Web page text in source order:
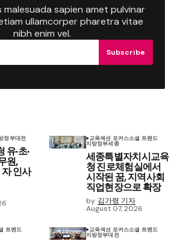
malesuada sapien amet pulvinar
ullamcorper pharetra vitae
nibh enim vel.
Subscribe
정부대전
유·초·
원,
인사
교육섹션 포커스소셜 트렌드
지방정부세종
세종특별자치시교육
청 진로체험실에서
시작된 꿈, 지역사회
직업현장으로 확장
by 김가령 기자
August 07, 2026
트렌드 교육섹션 포커스소셜 트렌드
지방정부대전